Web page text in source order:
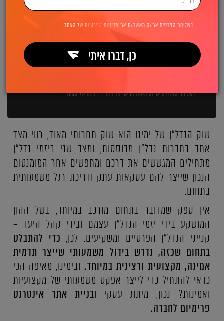
בשליחת הפרטים את/ה מאשר/ת אתמדיניות הפרטיותשל האתר
שוק הנדל"ן של ימינו הוא שוק תחרותי מאוד, רווי מצד
אחד בחברות נדל"ן מבוססות, ומצד שני ביזמי נדל"ן
מתחילים המגששים את דרכם ומחפשים אחר המומנטום
הנכון שייצר להם עסקאות עתק ודריכת רגל משמעותית
בתחום.
אין ספק שמדובר בתחום מורכב במיוחד, בשל ההון
המושקע בידי יזמי הנדל"ן עצמם ובידי קהל היעד –
קנייני הנדל"ן הפרטיים ומשקיעים. לכן, כדי להתבלט
בתחום שכזה, נדרש בידול משמעותי שייצר תדמית
אמינה, מקצועית ורצינית במיוחד. ובימינו, מאיפה הכי
כדאי להתחיל כדי לייצר אפקט משמעותי של מקצועיות
ואמינות? נכון, מיתוג עסקי ובניית אתר אינטרנט
פרימיום לחברה.
בשליחת הפרטים את/ה מאשר/ת את מדיניות הפרטיותשל האתר
כן, דברו איתי